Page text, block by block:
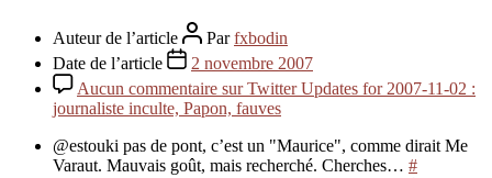
Auteur de l’article Parfxbodin
Date de l’article
2 novembre 2007
Aucun commentaire sur Twitter Updates for 2007-11-02 :
journaliste inculte, Papon, fauves
@estouki pas de pont, c’est un "Maurice", comme dirait Me
Varaut. Mauvais goût, mais recherché. Cherches… #